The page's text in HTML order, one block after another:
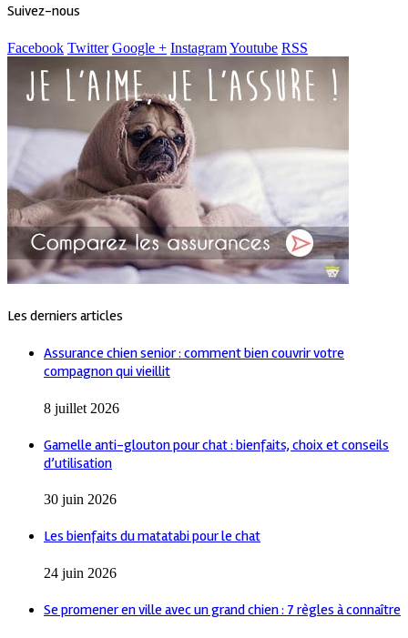
Suivez-nous
Facebook Twitter Google + InstagramYoutube RSS
Les derniers articles
Assurance chien senior : comment bien couvrir votre
compagnon qui vieillit
8 juillet 2026
Gamelle anti-glouton pour chat : bienfaits, choix et conseils
d’utilisation
30 juin 2026
Les bienfaits du matatabi pour le chat
24 juin 2026
Se promener en ville avec un grand chien : 7 règles à connaître